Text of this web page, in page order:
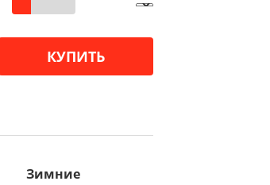
КУПИТЬ
Зимние